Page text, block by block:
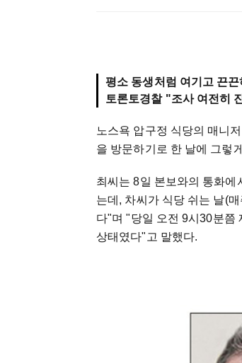
평소 동생처럼 여기고 끈끈
토론토경찰 "조사 여전히
노스욕 압구정 식당의 매니
을 방문하기로 한 날에 그렇
최씨는 8일 본보와의 통화에
는데, 차씨가 식당 쉬는 날(
다"며 "당일 오전 9시30분쯤
상태였다"고 말했다.